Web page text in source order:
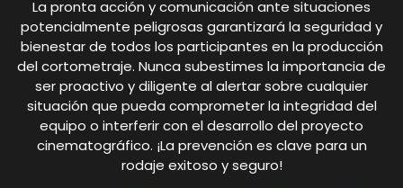
La pronta acción y comunicación ante situaciones
potencialmente peligrosas garantizará la seguridad y
bienestar de todos los participantes en la producción
del cortometraje. Nunca subestimes la importancia de
ser proactivo y diligente al alertar sobre cualquier
situación que pueda comprometer la integridad del
equipo o interferir con el desarrollo del proyecto
cinematográfico. ¡La prevención es clave para un
rodaje exitoso y seguro!